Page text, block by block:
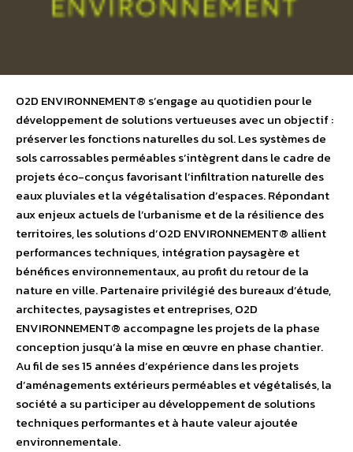
O2D ENVIRONNEMENT® s’engage au quotidien pour le
développement de solutions vertueuses avec un objectif :
préserver les fonctions naturelles du sol. Les systèmes de
sols carrossables perméables s’intègrent dans le cadre de
projets éco-conçus favorisant l’infiltration naturelle des
eaux pluviales et la végétalisation d’espaces. Répondant
aux enjeux actuels de l’urbanisme et de la résilience des
territoires, les solutions d’O2D ENVIRONNEMENT® allient
performances techniques, intégration paysagère et
bénéfices environnementaux, au profit du retour de la
nature en ville. Partenaire privilégié des bureaux d’étude,
architectes, paysagistes et entreprises, O2D
ENVIRONNEMENT® accompagne les projets de la phase
conception jusqu’à la mise en œuvre en phase chantier.
Au fil de ses 15 années d’expérience dans les projets
d’aménagements extérieurs perméables et végétalisés, la
société a su participer au développement de solutions
techniques performantes et à haute valeur ajoutée
environnementale.